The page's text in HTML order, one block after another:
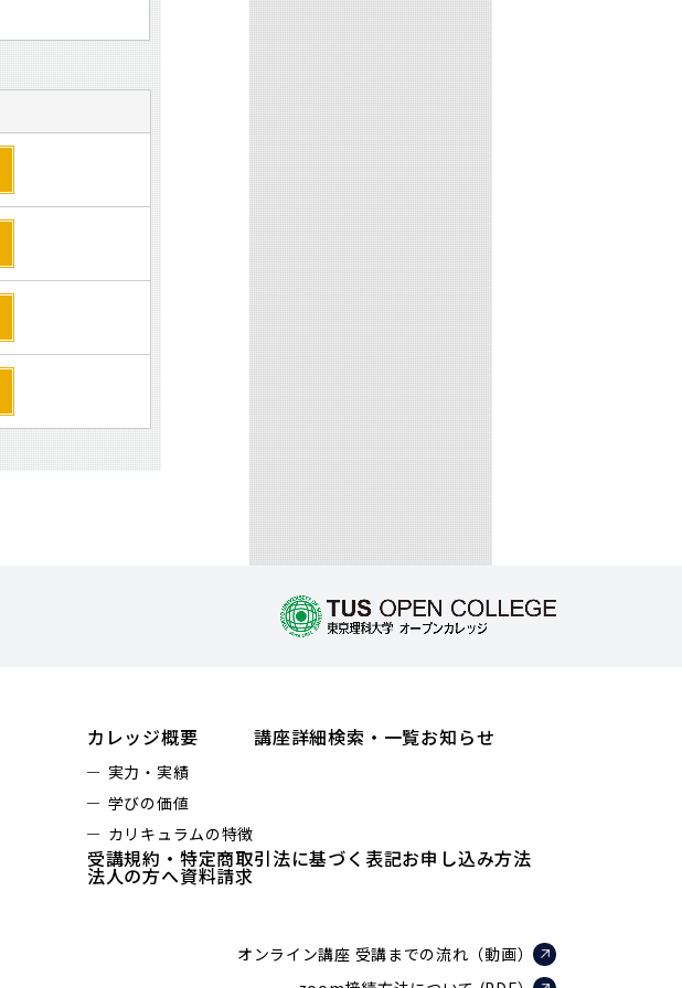
カレッジ概要
実力・実績
学びの価値
カリキュラムの特徴
講座詳細検索・一覧お知らせ
受講規約・特定商取引法に基づく表記お申し込み方法
法人の方へ資料請求
オンライン講座 受講までの流れ（動画）